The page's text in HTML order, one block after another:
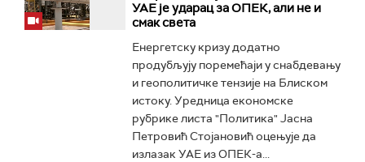
УАЕ је ударац за ОПЕК, али не и
смак света
Енергетску кризу додатно
продубљују поремећаји у снабдевању
и геополитичке тензије на Блиском
истоку. Уредница економске
рубрике листа "Политика" Јасна
Петровић Стојановић оцењује да
излазак УАЕ из ОПЕК-а...